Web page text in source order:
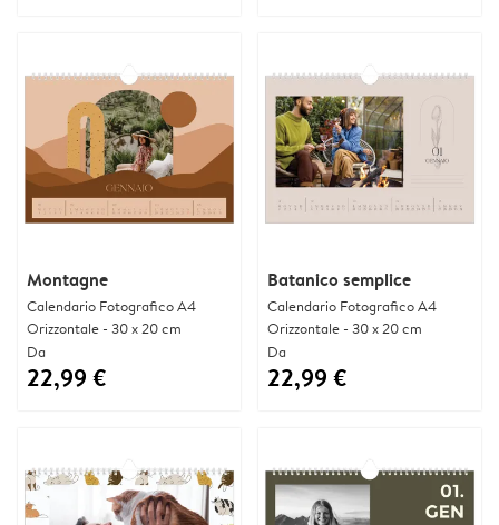
Montagne
Calendario Fotografico A4
Orizzontale - 30 x 20 cm
Da
22,99 €
Batanico semplice
Calendario Fotografico A4
Orizzontale - 30 x 20 cm
Da
22,99 €